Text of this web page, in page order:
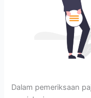
Dalam pemeriksaan